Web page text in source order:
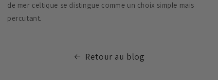
de mer celtique se distingue comme un choix simple mais
percutant.
Retour au blog